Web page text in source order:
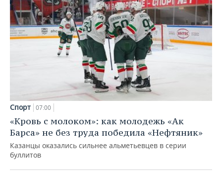
Спорт 07:00
«Кровь с молоком»: как молодежь «Ак
Барса» не без труда победила «Нефтяник»
Казанцы оказались сильнее альметьевцев в серии
буллитов